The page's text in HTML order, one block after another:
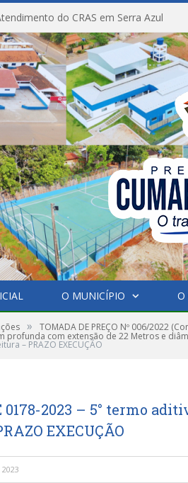
do CRAS em Serra Azul
O MUNICÍPIO O
» TOMADA DE PREÇO Nº 006/2022
profunda com extensão de 22 Metros e
– PRAZO EXECUÇÃO
0178-2023 – 5° termo
EXECUÇÃO
2023